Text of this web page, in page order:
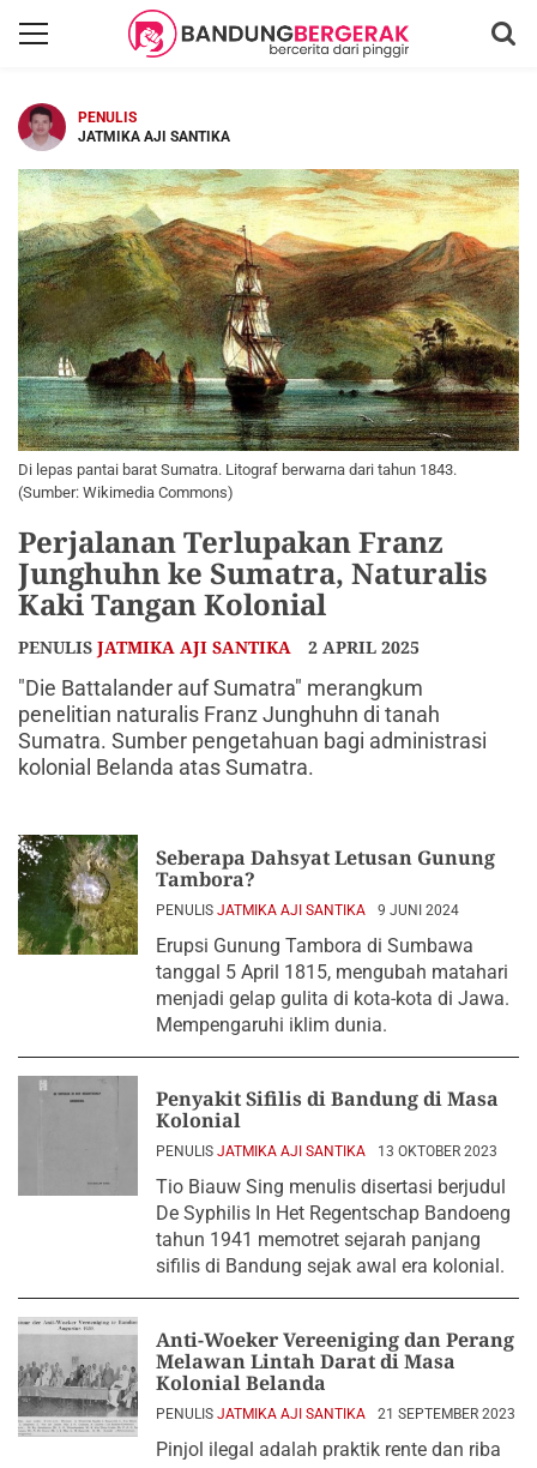
PENULIS
JATMIKA AJI SANTIKA
Di lepas pantai barat Sumatra. Litograf berwarna dari tahun 1843.
(Sumber: Wikimedia Commons)
Perjalanan Terlupakan Franz
Junghuhn ke Sumatra, Naturalis
Kaki Tangan Kolonial
PENULIS JATMIKA AJI SANTIKA 2 APRIL 2025
"Die Battalander auf Sumatra" merangkum
penelitian naturalis Franz Junghuhn di tanah
Sumatra. Sumber pengetahuan bagi administrasi
kolonial Belanda atas Sumatra.
Seberapa Dahsyat Letusan Gunung
Tambora?
PENULIS JATMIKA AJI SANTIKA 9 JUNI 2024
Erupsi Gunung Tambora di Sumbawa
tanggal 5 April 1815, mengubah matahari
menjadi gelap gulita di kota-kota di Jawa.
Mempengaruhi iklim dunia.
Penyakit Sifilis di Bandung di Masa
Kolonial
PENULIS JATMIKA AJI SANTIKA 13 OKTOBER 2023
Tio Biauw Sing menulis disertasi berjudul
De Syphilis In Het Regentschap Bandoeng
tahun 1941 memotret sejarah panjang
sifilis di Bandung sejak awal era kolonial.
Anti-Woeker Vereeniging dan Perang
Melawan Lintah Darat di Masa
Kolonial Belanda
PENULIS JATMIKA AJI SANTIKA 21 SEPTEMBER 2023
Pinjol ilegal adalah praktik rente dan riba